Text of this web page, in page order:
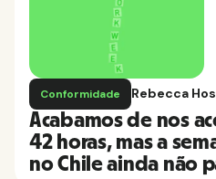
Conformidade Rebecca
Acabamos de nos
42 horas, mas a
no Chile ainda não